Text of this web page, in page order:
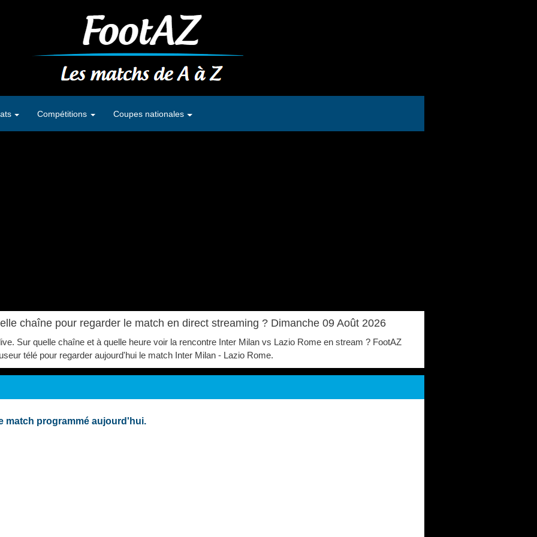
chaîne pour regarder le match en direct streaming ? Dimanche 09 Août 2026
Sur quelle chaîne et à quelle heure voir la rencontre Inter Milan vs Lazio Rome en stream ? FootAZ
télé pour regarder aujourd'hui le match Inter Milan - Lazio Rome.
match programmé aujourd'hui.
Compétitions Coupes nationales